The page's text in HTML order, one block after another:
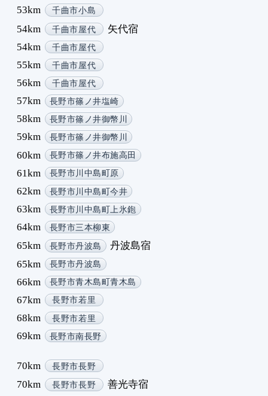
53km 千曲市小島
54km 千曲市屋代
矢代宿
54km
千曲市屋代
55km 千曲市屋代
56km 千曲市屋代
57km 長野市篠ノ井塩崎
58km 長野市篠ノ井御幣川
59km 長野市篠ノ井御幣川
60km 長野市篠ノ井布施高田
61km 長野市川中島町原
62km 長野市川中島町今井
63km 長野市川中島町上氷鉋
64km 長野市三本柳東
65km 長野市丹波島
丹波島宿
65km
長野市丹波島
66km 長野市青木島町青木島
67km 長野市若里
68km 長野市若里
69km 長野市南長野
70km 長野市長野
70km 長野市長野
善光寺宿